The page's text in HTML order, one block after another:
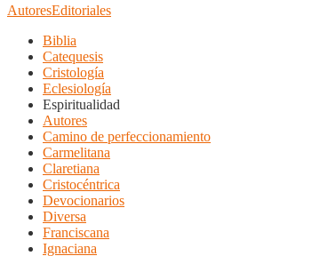
AutoresEditoriales
Biblia
Catequesis
Cristología
Eclesiología
Espiritualidad
Autores
Camino de perfeccionamiento
Carmelitana
Claretiana
Cristocéntrica
Devocionarios
Diversa
Franciscana
Ignaciana